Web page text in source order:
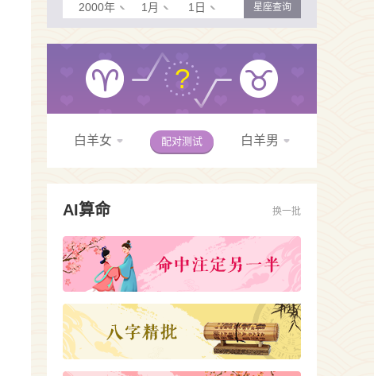
2000年 1月 1日 星座查询
?
白羊女 配对测试 白羊男
AI算命 换一批